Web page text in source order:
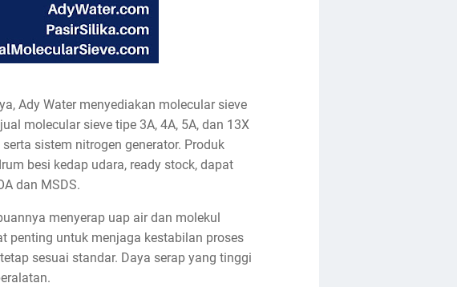
Ady Water menyediakan molecular sieve
molecular sieve tipe 3A, 4A, 5A, dan 13X
sistem nitrogen generator. Produk
besi kedap udara, ready stock, dapat
dan MSDS.
menyerap uap air dan molekul
penting untuk menjaga kestabilan proses
sesuai standar. Daya serap yang tinggi